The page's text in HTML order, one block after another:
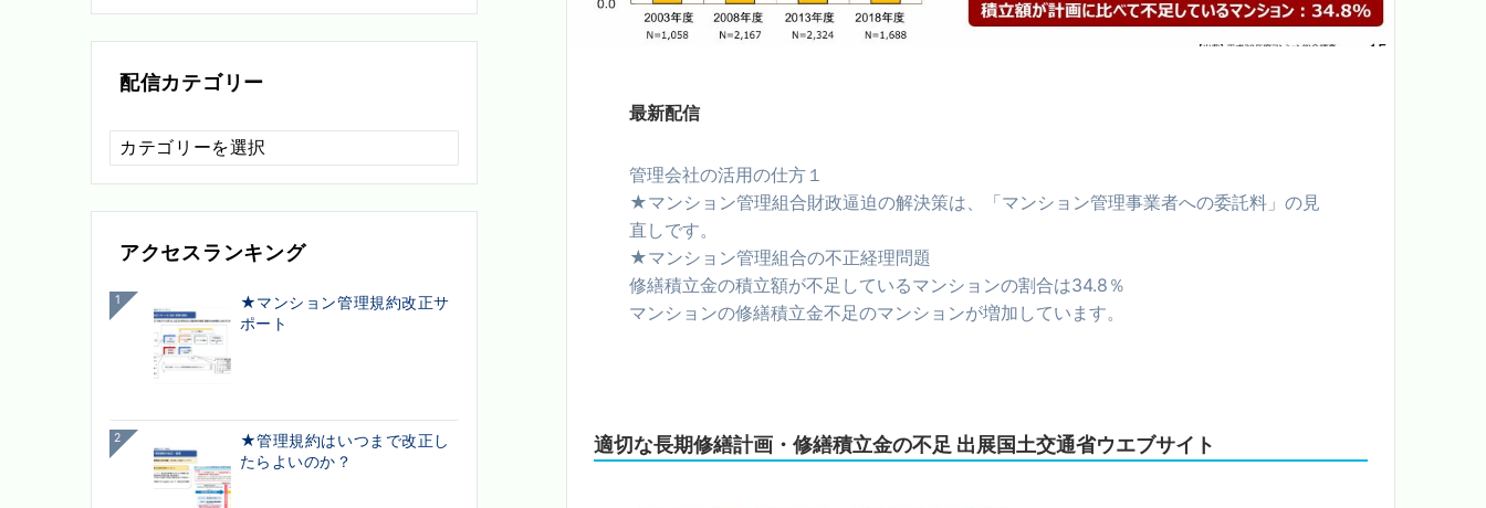
最新配信
管理会社の活用の仕方１
★マンション管理組合財政逼迫の解決策は、「マンション管理事業者への委託料」の見
直しです。
★マンション管理組合の不正経理問題
修繕積立金の積立額が不足しているマンションの割合は34.8％
マンションの修繕積立金不足のマンションが増加しています。
適切な長期修繕計画・修繕積立金の不足 出展国土交通省ウエブサイト
配信カテゴリー
配
信
カ
リアクセスランキング
1
★マンション管理規約改正サ
ポート
2
★管理規約はいつまで改正し
たらよいのか？